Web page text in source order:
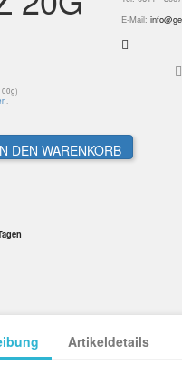
E-Mail:
DEN WARENKORB
Artikeldetails